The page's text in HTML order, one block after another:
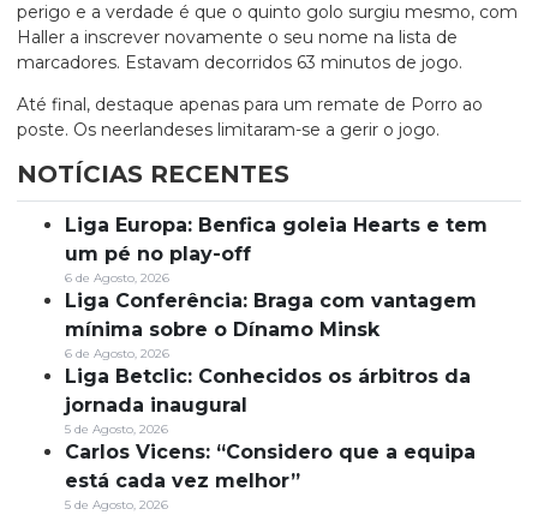
perigo e a verdade é que o quinto golo surgiu mesmo, com
Haller a inscrever novamente o seu nome na lista de
marcadores. Estavam decorridos 63 minutos de jogo.
Até final, destaque apenas para um remate de Porro ao
poste. Os neerlandeses limitaram-se a gerir o jogo.
NOTÍCIAS RECENTES
Liga Europa: Benfica goleia Hearts e tem
um pé no play-off
6 de Agosto, 2026
Liga Conferência: Braga com vantagem
mínima sobre o Dínamo Minsk
6 de Agosto, 2026
Liga Betclic: Conhecidos os árbitros da
jornada inaugural
5 de Agosto, 2026
Carlos Vicens: “Considero que a equipa
está cada vez melhor”
5 de Agosto, 2026